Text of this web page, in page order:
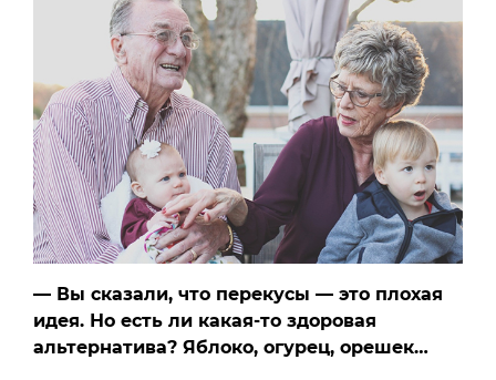
— Вы сказали, что перекусы — это плохая
идея. Но есть ли какая-то здоровая
альтернатива? Яблоко, огурец, орешек…